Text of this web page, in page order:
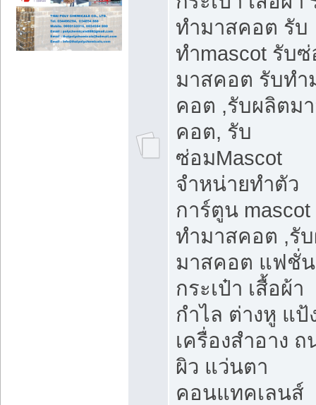
ทำมาสคอต รับ
ทำmascot รับ
มาสคอต รับทำ
คอต ,รับผลิตม
คอต, รับ
ซ่อมMascot
จำหน่ายทำตัว
การ์ตูน mascot
ทำมาสคอต ,รั
มาสคอต แฟชั่น
กระเป๋า เสื้อผ้า
กำไล ต่างหู แป้
เครื่องสำอาง
ผิว แว่นตา
คอนแทคเลนส์